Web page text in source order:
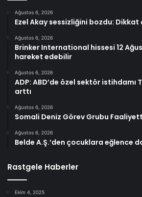
Ağustos 6, 2026
Ezel Akay sessizliğini bozdu:
Ağustos 6, 2026
Brinker International hissesi 12
hareket edebilir
Ağustos 6, 2026
ADP: ABD’de özel sektör istihdamı
arttı
Ağustos 6, 2026
Somali Deniz Görev Grubu
Ağustos 6, 2026
Belde A.Ş.’den çocuklara eğlence
Rastgele Haberler
Ekim 4, 2025